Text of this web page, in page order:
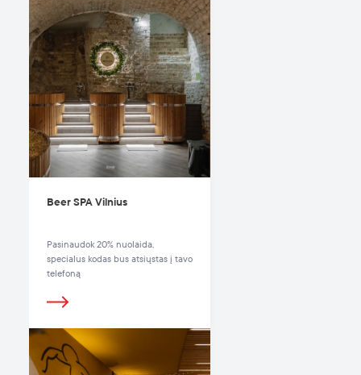
Beer SPA Vilnius
Pasinaudok 20% nuolaida,
specialus kodas bus atsiųstas į tavo
telefoną